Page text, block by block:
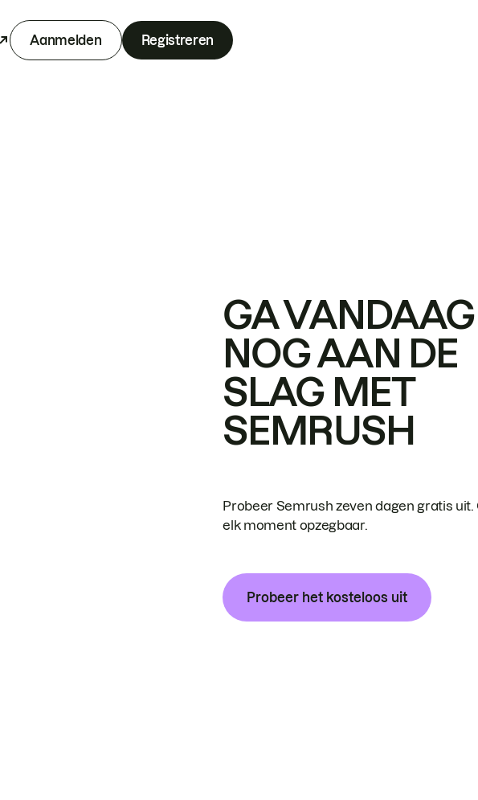
Aanmelden Registreren
GA VANDAAG
NOG AAN DE
SLAG MET
SEMRUSH
Probeer Semrush zeven dagen gratis uit.
elk moment opzegbaar.
Probeer het kosteloos uit